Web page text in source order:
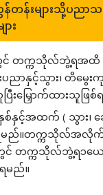
န်းများသို့ပညာသ
း
င် တက္ကသိုလ်ဘွဲ့ရအထိ
ပညာနှင့်သွား၊ တိမွေး
းမြှောက်ထားသူဖြစ်
င့်အထက် ( သွား၊ ဆ
ည်။တက္ကသိုလ်အလိုက် က
တွင် တက္ကသိုလ်ဘွဲ့ရ၁ယ
မည်။